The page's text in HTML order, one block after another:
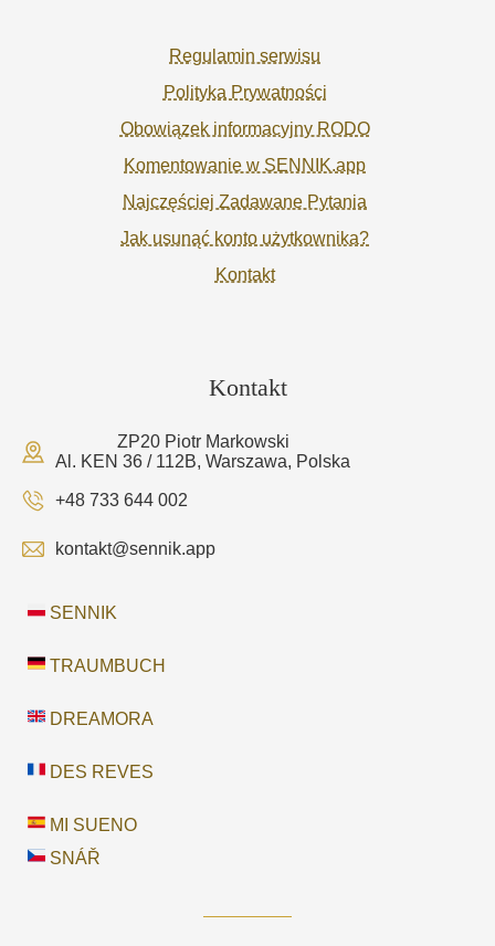
Regulamin serwisu
Polityka Prywatności
Obowiązek informacyjny RODO
Komentowanie w SENNIK.app
Najczęściej Zadawane Pytania
Jak usunąć konto użytkownika?
Kontakt
Kontakt
ZP20 Piotr Markowski
Al. KEN 36 / 112B, Warszawa, Polska
+48 733 644 002
kontakt@sennik.app
SENNIK
TRAUMBUCH
DREAMORA
DES REVES
MI SUENO
SNÁŘ